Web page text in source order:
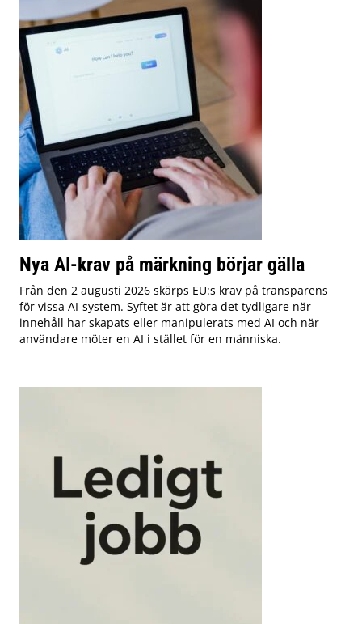
Nya AI-krav på märkning börjar gälla
Från den 2 augusti 2026 skärps EU:s krav på transparens
för vissa AI-system. Syftet är att göra det tydligare när
innehåll har skapats eller manipulerats med AI och när
användare möter en AI i stället för en människa.